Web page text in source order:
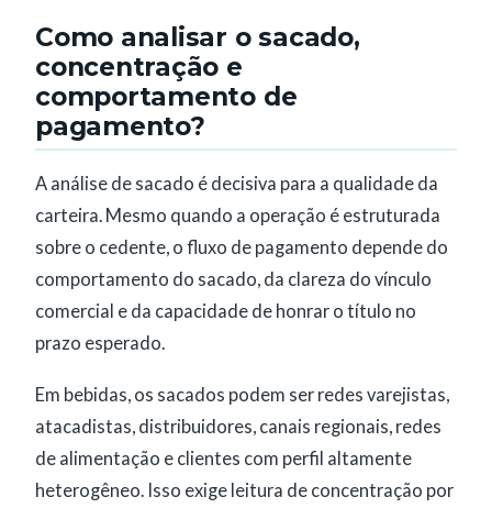
Como analisar o sacado,
concentração e
comportamento de
pagamento?
A análise de sacado é decisiva para a qualidade da
carteira. Mesmo quando a operação é estruturada
sobre o cedente, o fluxo de pagamento depende do
comportamento do sacado, da clareza do vínculo
comercial e da capacidade de honrar o título no
prazo esperado.
Em bebidas, os sacados podem ser redes varejistas,
atacadistas, distribuidores, canais regionais, redes
de alimentação e clientes com perfil altamente
heterogêneo. Isso exige leitura de concentração por